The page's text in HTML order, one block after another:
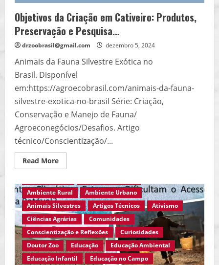
Objetivos da Criação em Cativeiro: Produtos,
Preservação e Pesquisa…
drzoobrasil@gmail.com dezembro 5, 2024
Animais da Fauna Silvestre Exótica no
Brasil. Disponível
em:https://agroecobrasil.com/animais-da-fauna-
silvestre-exotica-no-brasil Série: Criação,
Conservação e Manejo de Fauna/
Agroeconegócios/Desafios. Artigo
técnico/Conscientização/...
Read MoreRead
more
da
Criação
em
Cativeiro:
Produtos,
Preservação
e
Pesquisa…
Ambiente Rural
Ambiente Urbano
Animais Silvestres
Artigos Técnicos
Ativismo
Ciências Agrárias
Comunidades
Conscientização e Reflexões
Curiosidades
Doutor Zoo
Educação
Educação Ambiental
Educação Infantil
Educação no Campo